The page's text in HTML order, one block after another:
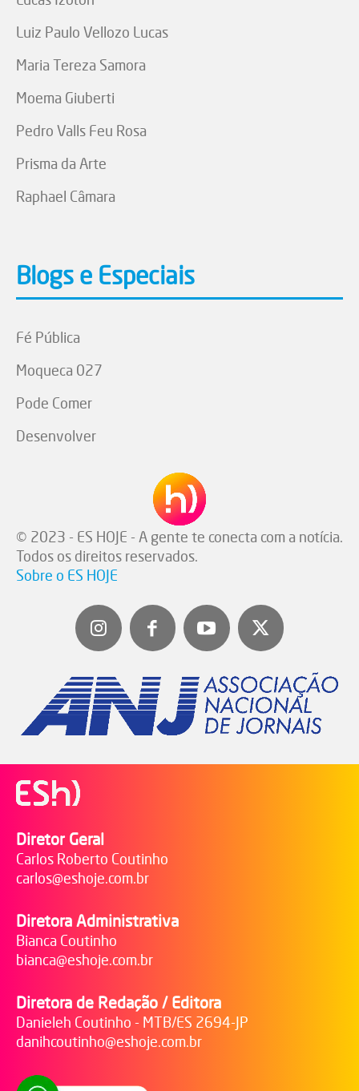
Luiz Paulo Vellozo Lucas
Maria Tereza Samora
Moema Giuberti
Pedro Valls Feu Rosa
Prisma da Arte
Raphael Câmara
Blogs e Especiais
Fé Pública
Moqueca 027
Pode Comer
Desenvolver
© 2023 - ES HOJE - A gente te conecta com a notícia.
Todos os direitos reservados.
Sobre o ES HOJE
Diretor Geral
Carlos Roberto Coutinho
carlos@eshoje.com.br
Diretora Administrativa
Bianca Coutinho
bianca@eshoje.com.br
Diretora de Redação / Editora
Danieleh Coutinho - MTB/ES 2694-JP
danihcoutinho@eshoje.com.br